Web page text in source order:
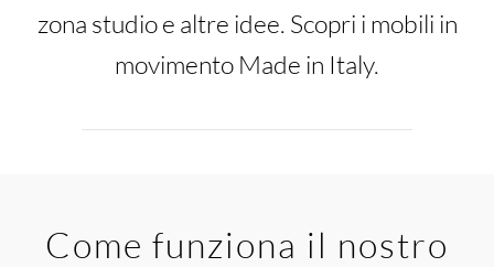
zona studio e altre idee. Scopri i mobili in
movimento Made in Italy.
Come funziona il nostro